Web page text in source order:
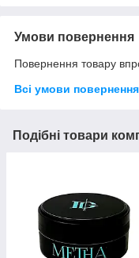
Умови повернення
Повернення товару
Всі умови повернення
Подібні товари